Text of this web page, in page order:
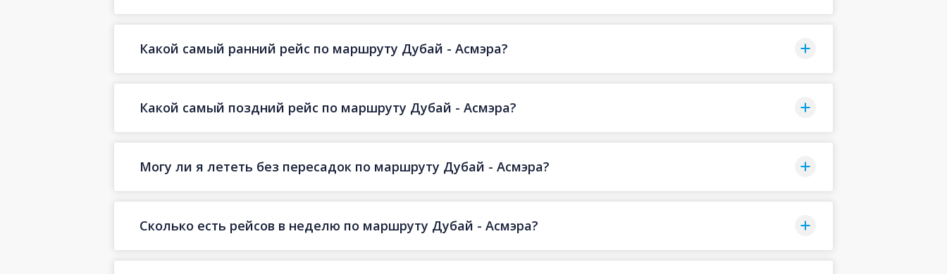
Какой самый ранний рейс по маршруту Дубай - Асмэра?
Какой самый поздний рейс по маршруту Дубай - Асмэра?
Могу ли я лететь без пересадок по маршруту Дубай - Асмэра?
Сколько есть рейсов в неделю по маршруту Дубай - Асмэра?